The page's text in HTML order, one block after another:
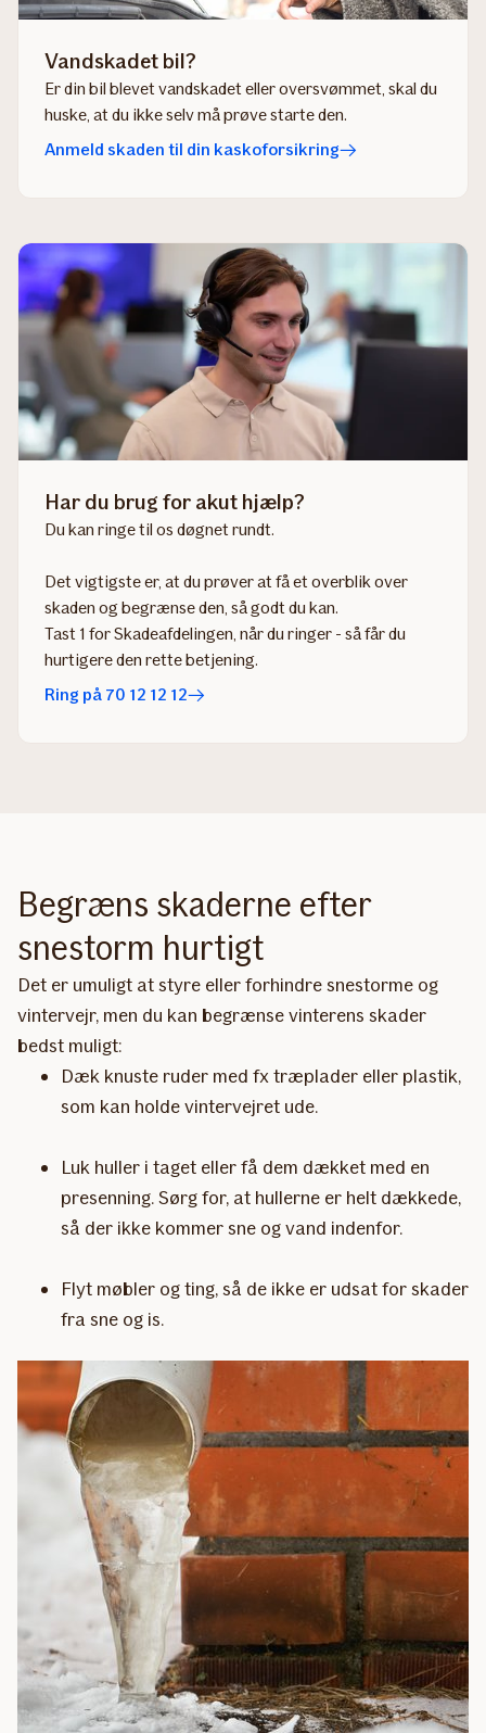
Vandskadet bil?
​Er din bil blevet vandskadet eller oversvømmet, skal du
huske, at du ikke selv må prøve starte den.
Anmeld ska​den til din kask​oforsikring​​​​​​
Har du brug for akut hjælp?
Du kan ringe til os døgnet rundt.
Det vigtigste er, at du prøver at få et overblik over
skaden og begrænse den, så godt du kan.​​​​​​​​
Tast 1 for Skadeafdelingen, når du ringer - så får du
hurtigere den rette betjening.
Ring på 70 12 12 12
Begræns skaderne efter
snestorm hurtigt
Det er umuligt at styre eller forhindre snestorme og
vintervejr, men du kan begrænse vinterens skader
bedst muligt:
Dæk knuste ruder med fx træplader eller plastik,
som kan holde vintervejret ude.
Luk huller i taget eller få dem dækket med en
presenning. Sørg for, at hullerne er helt dækkede,
så der ikke kommer sne og vand indenfor.
Flyt møbler og ting, så de ikke er udsat for skader
fra sne og is.